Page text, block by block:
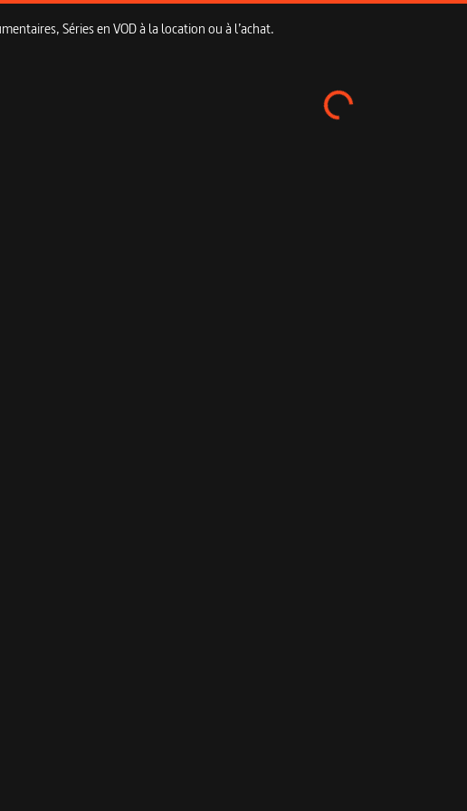
Séries en VOD à la location ou à l’achat.